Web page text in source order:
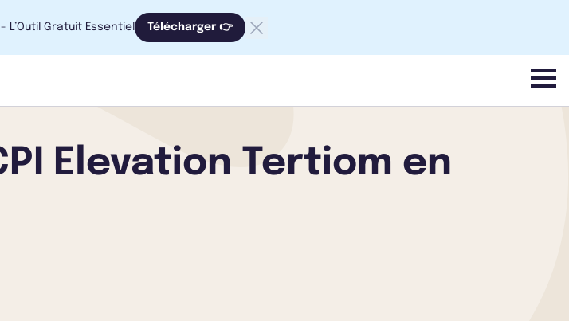
- L’Outil Gratuit Essentiel Télécharger 👉
menu
Elevation Tertiom en